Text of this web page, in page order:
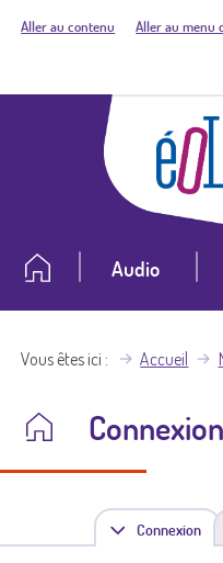
Aller au contenu Aller au menu
Audio
Vous êtes ici Accueil
Connexion
Connexion(